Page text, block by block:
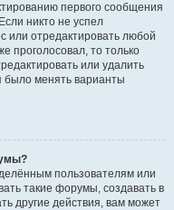
первого сообщения
никто не успел
или отредактировать любой
проголосовал, то только
или удалить
было менять варианты
пользователям или
такие форумы, создавать в
другие действия, вам может